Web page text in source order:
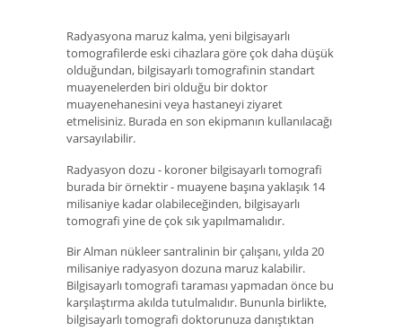
Radyasyona maruz kalma, yeni bilgisayarlı
tomografilerde eski cihazlara göre çok daha düşük
olduğundan, bilgisayarlı tomografinin standart
muayenelerden biri olduğu bir doktor
muayenehanesini veya hastaneyi ziyaret
etmelisiniz. Burada en son ekipmanın kullanılacağı
varsayılabilir.
Radyasyon dozu - koroner bilgisayarlı tomografi
burada bir örnektir - muayene başına yaklaşık 14
milisaniye kadar olabileceğinden, bilgisayarlı
tomografi yine de çok sık yapılmamalıdır.
Bir Alman nükleer santralinin bir çalışanı, yılda 20
milisaniye radyasyon dozuna maruz kalabilir.
Bilgisayarlı tomografi taraması yapmadan önce bu
karşılaştırma akılda tutulmalıdır. Bununla birlikte,
bilgisayarlı tomografi doktorunuza danıştıktan